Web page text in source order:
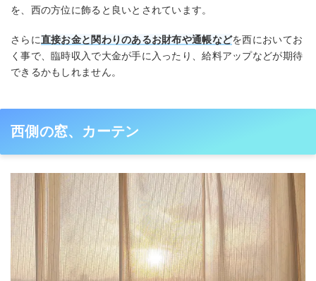
を、西の方位に飾ると良いとされています。
さらに直接お金と関わりのあるお財布や通帳などを西においてお
く事で、臨時収入で大金が手に入ったり、給料アップなどが期待
できるかもしれません。
西側の窓、カーテン